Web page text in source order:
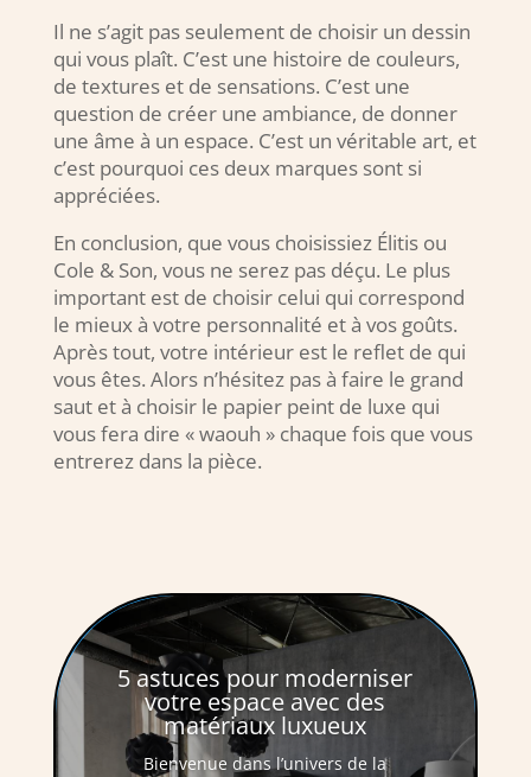
Il ne s’agit pas seulement de choisir un dessin
qui vous plaît. C’est une histoire de couleurs,
de textures et de sensations. C’est une
question de créer une ambiance, de donner
une âme à un espace. C’est un véritable art, et
c’est pourquoi ces deux marques sont si
appréciées.
En conclusion, que vous choisissiez Élitis ou
Cole & Son, vous ne serez pas déçu. Le plus
important est de choisir celui qui correspond
le mieux à votre personnalité et à vos goûts.
Après tout, votre intérieur est le reflet de qui
vous êtes. Alors n’hésitez pas à faire le grand
saut et à choisir le papier peint de luxe qui
vous fera dire « waouh » chaque fois que vous
entrerez dans la pièce.
5 astuces pour moderniser
votre espace avec des
matériaux luxueux
Bienvenue dans l’univers de la